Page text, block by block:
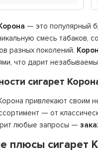
Корона — это популярный
смесь табаков,
разных поколений.
что дарит
сигарет
привлекают своим
— от
любые запросы —
плюсы сигарет